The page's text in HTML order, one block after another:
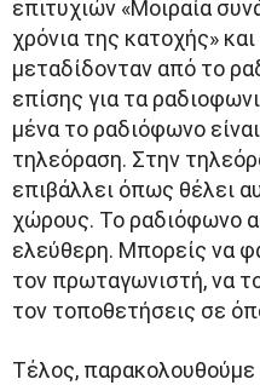
επιτυχιών «Μοιραία
χρόνια της κατοχής»
μεταδίδονταν από το
επίσης για τα
μένα το ραδιόφωνο
τηλεόραση. Στην
επιβάλλει όπως θέλει
χώρους. Το ραδιόφωνο
ελεύθερη. Μπορείς να
τον πρωταγωνιστή, να
τον τοποθετήσεις σε
Τέλος,